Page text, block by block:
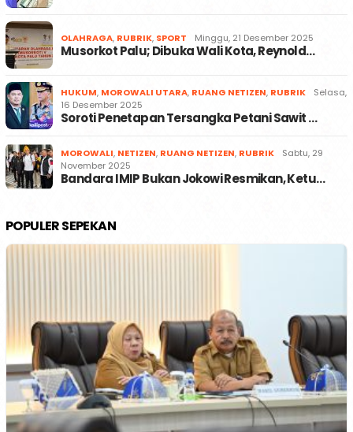
OLAHRAGA, RUBRIK, SPORT Minggu, 21 Desember 2025
Musorkot Palu; Dibuka Wali Kota, Reynold…
HUKUM, MOROWALI UTARA, RUANG NETIZEN, RUBRIK
Selasa,
16 Desember 2025
Soroti Penetapan Tersangka Petani Sawit …
MOROWALI, NETIZEN, RUANG NETIZEN, RUBRIK
Sabtu, 29
November 2025
Bandara IMIP Bukan Jokowi Resmikan, Ketu…
POPULER SEPEKAN